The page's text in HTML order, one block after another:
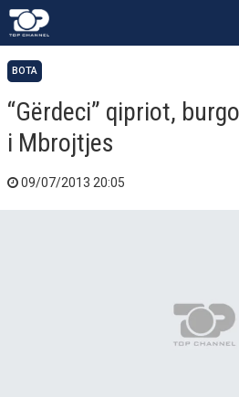
BOTA
“Gërdeci” qipriot,
i Mbrojtjes
09/07/2013 20:05